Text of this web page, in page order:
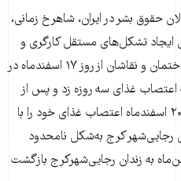
حقوق بشر در ايران، شاهرخ زمانی،
ايجاد تشکل‌های مستقل کارگری و
هيأت بازگشايی سنديکای کارگران ساختمان و نقاشان از روز ۱۷ اسفندماه در
غذای سه روزه زد و پس از
تبعيد به زندان قزل‌حصار کرج از روز ۲۰ اسفندماه اعتصاب غذای خود را با
رجايی‌شهر کرج به‌شکل نامحدود
سرانجام روز ۲۵ فروردين‌ماه به زندان رجايی‌شهرکرج بازگشت